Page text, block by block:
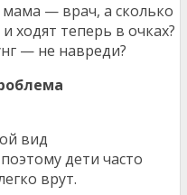
мама — врач, а сколько
ходят теперь в очках?
— не навреди?
вид
дети часто
врут.